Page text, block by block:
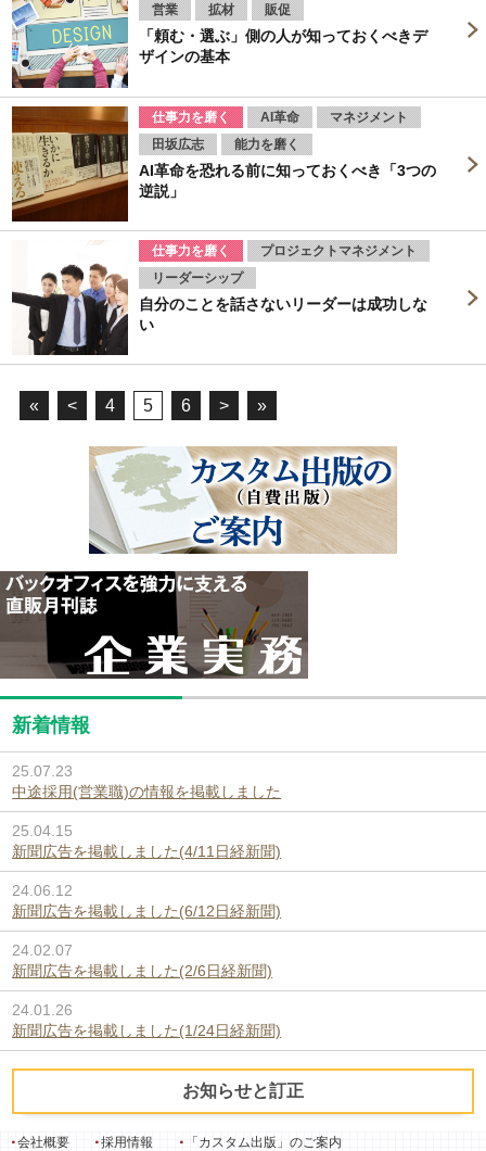
営業
拡材 販促
「頼む・選ぶ」側の人が知っておくべきデ
ザインの基本
仕事力を磨く AI革命
マネジメント
田坂広志
能力を磨く
AI革命を恐れる前に知っておくべき「3つの
逆説」
仕事力を磨く
プロジェクトマネジメント
リーダーシップ
自分のことを話さないリーダーは成功しな
い
« < 4 5 6 > »
新着情報
25.07.23
中途採用(営業職)の情報を掲載しました
25.04.15
新聞広告を掲載しました(4/11日経新聞)
24.06.12
新聞広告を掲載しました(6/12日経新聞)
24.02.07
新聞広告を掲載しました(2/6日経新聞)
24.01.26
新聞広告を掲載しました(1/24日経新聞)
お知らせと訂正
会社概要 採用情報 「カスタム出版」のご案内